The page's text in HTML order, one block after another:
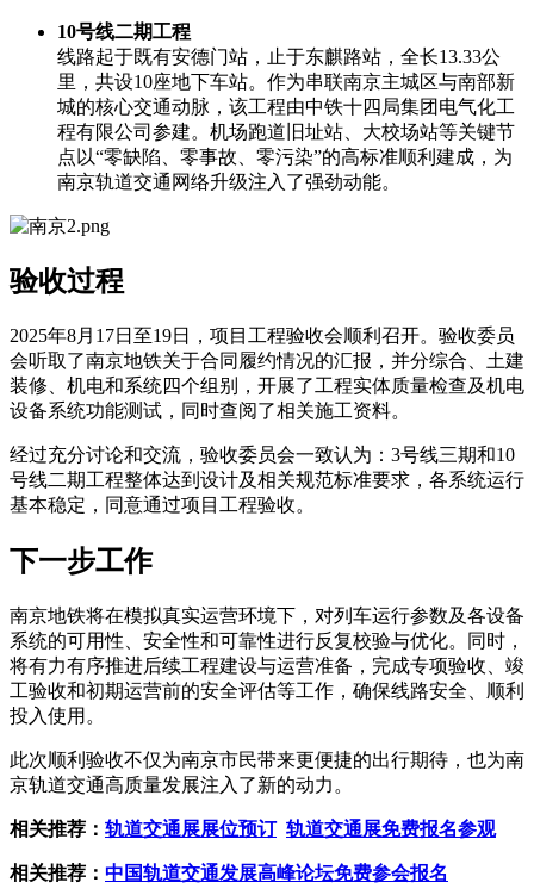
10号线二期工程
线路起于既有安德门站，止于东麒路站，全长13.33公
里，共设10座地下车站。作为串联南京主城区与南部新
城的核心交通动脉，该工程由中铁十四局集团电气化工
程有限公司参建。机场跑道旧址站、大校场站等关键节
点以“零缺陷、零事故、零污染”的高标准顺利建成，为
南京轨道交通网络升级注入了强劲动能。
验收过程
2025年8月17日至19日，项目工程验收会顺利召开。验收委员
会听取了南京地铁关于合同履约情况的汇报，并分综合、土建
装修、机电和系统四个组别，开展了工程实体质量检查及机电
设备系统功能测试，同时查阅了相关施工资料。
经过充分讨论和交流，验收委员会一致认为：3号线三期和10
号线二期工程整体达到设计及相关规范标准要求，各系统运行
基本稳定，同意通过项目工程验收。
下一步工作
南京地铁将在模拟真实运营环境下，对列车运行参数及各设备
系统的可用性、安全性和可靠性进行反复校验与优化。同时，
将有力有序推进后续工程建设与运营准备，完成专项验收、竣
工验收和初期运营前的安全评估等工作，确保线路安全、顺利
投入使用。
此次顺利验收不仅为南京市民带来更便捷的出行期待，也为南
京轨道交通高质量发展注入了新的动力。
相关推荐： 轨道交通展展位预订 轨道交通展免费报名参观
相关推荐： 中国轨道交通发展高峰论坛免费参会报名